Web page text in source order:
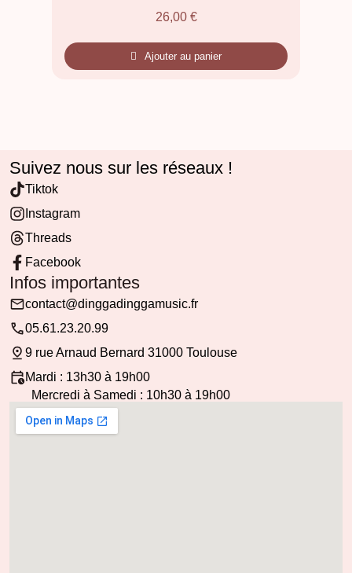
26,00 €
Ajouter au panier
Suivez nous sur les réseaux !
Tiktok
Instagram
Threads
Facebook
Infos importantes
contact@dinggadinggamusic.fr
05.61.23.20.99
9 rue Arnaud Bernard 31000 Toulouse
Mardi : 13h30 à 19h00
Mercredi à Samedi : 10h30 à 19h00